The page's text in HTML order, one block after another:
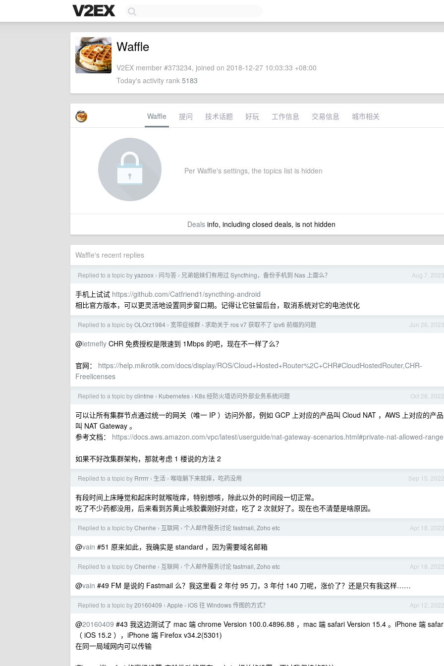
Waffle
V2EX member #373234, joined on 2018-12-27 10:03:33 +08:00
Today's activity rank 5183
Waffle 提问 技术话题 好玩 工作信息 交易信息 城市相关
Per Waffle's settings, the topics list is hidden
Dealsinfo, including closed deals, is not hidden
Waffle's recent replies
Aug 7, 2023
Replied to a topic byyazoox › 问与答 › 兄弟姐妹们有用过 Syncthing，备份手机到 Nas 上面么？
手机上试试 https://github.com/Catfriend1/syncthing-android
相比官方版本，可以更灵活地设置同步窗口期。记得让它驻留后台，取消系统对它的电池优化
Jun 26, 2023
Replied to a topic byOLOrz1984 › 宽带症候群 › 求助关于 ros v7 获取不了 ipv6 前缀的问题
@letmefly CHR 免费授权是限速到 1Mbps 的吧，现在不一样了么？
官网： https://help.mikrotik.com/docs/display/ROS/Cloud+Hosted+Router%2C+CHR#CloudHostedRouter,CHR-
Freelicenses
Oct 28, 2022
Replied to a topic byclintme › Kubernetes › K8s 经防火墙访问外部业务系统问题
可以让所有集群节点通过统一的网关（唯一 IP ）访问外部，例如 GCP 上对应的产品叫 Cloud NAT ，AWS 上对应的产品
叫 NAT Gateway 。
参考文档： https://docs.aws.amazon.com/vpc/latest/userguide/nat-gateway-scenarios.html#private-nat-allowed-range
如果不好改集群架构，那就考虑 1 楼说的方法 2
Sep 15, 2022
Replied to a topic by Rrrrrr › 生活 › 喉咙躺下来就痒，吃药没用
有段时间上床睡觉和起床时就喉咙痒，特别想咳，除此以外的时间段一切正常。
吃了不少药都没用，后来看到苏黄止咳胶囊刚好对症，吃了 2 次就好了。现在也不清楚是啥原因。
Apr 18, 2022
Replied to a topic byChenhe › 互联网 › 个人邮件服务讨论 fastmail, Zoho etc
@vain #51 原来如此，我确实是 standard ，因为需要域名邮箱
Apr 18, 2022
Replied to a topic byChenhe › 互联网 › 个人邮件服务讨论 fastmail, Zoho etc
@vain #49 FM 是说的 Fastmail 么？我这里看 2 年付 95 刀，3 年付 140 刀呢，涨价了？还是只有我这样……
Apr 12, 2022
Replied to a topic by20160409 › Apple › iOS 往 Windows 传图的方式？
@20160409 #43 我这边测试了 mac 端 chrome Version 100.0.4896.88 ，mac 端 safari Version 15.4 。iPhone 端
（ iOS 15.2 ），iPhone 端 Firefox v34.2(5301)
在同一局域网内可以传输